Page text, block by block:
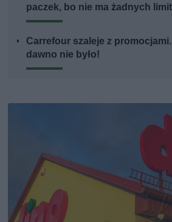
paczek, bo nie ma żadnych
Carrefour szaleje z
dawno nie było!